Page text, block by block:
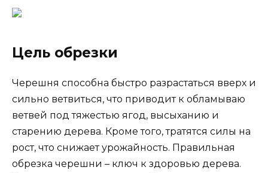
Цель обрезки
Черешня способна быстро разрастаться вверх и
сильно ветвиться, что приводит к обламываю
ветвей под тяжестью ягод, высыханию и
старению дерева. Кроме того, тратятся силы на
рост, что снижает урожайность. Правильная
обрезка черешни – ключ к здоровью дерева.